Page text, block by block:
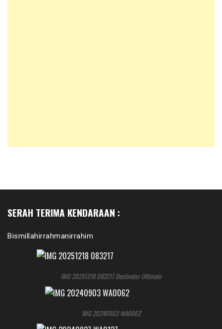
SERAH TERIMA KENDARAAN :
Bismillahirrahmanirrahim
IMG 20251218 083217 Destinator Ultimate
IMG 20240903 WA0062